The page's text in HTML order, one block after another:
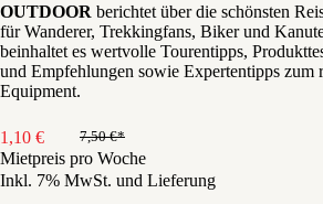
OUTDOOR berichtet über die schönsten
für Wanderer, Trekkingfans, Biker und
beinhaltet es wertvolle Tourentipps,
und Empfehlungen sowie Expertentipps zum
Equipment.
7,50€
Ursprünglicher
Preis
war:
1,10 €
Aktueller
Preis
ist:
Mietpreis pro Woche
Inkl. 7% MwSt. und Lieferung